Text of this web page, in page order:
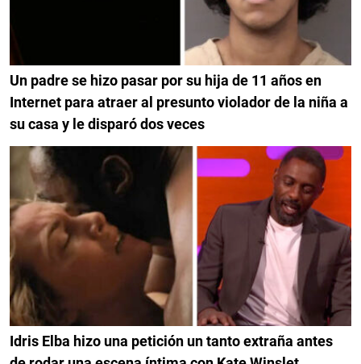
Un padre se hizo pasar por su hija de 11 años en
Internet para atraer al presunto violador de la niña a
su casa y le disparó dos veces
Idris Elba hizo una petición un tanto extraña antes